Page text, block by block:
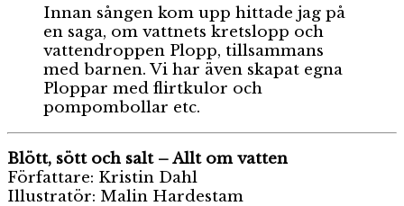
Innan sången kom upp hittade jag på
en saga, om vattnets kretslopp och
vattendroppen Plopp, tillsammans
med barnen. Vi har även skapat egna
Ploppar med flirtkulor och
pompombollar etc.
Blött, sött och salt – Allt om vatten
Författare: Kristin Dahl
Illustratör: Malin Hardestam